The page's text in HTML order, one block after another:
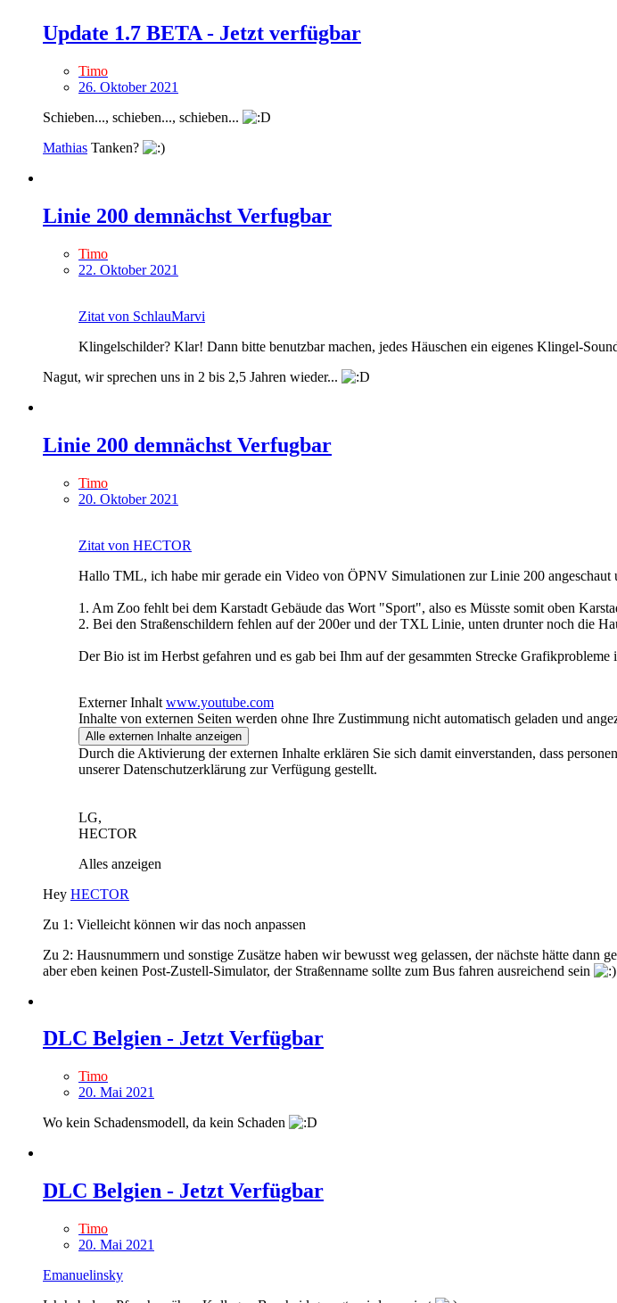
Update 1.7 BETA - Jetzt verfügbar
Timo
26. Oktober 2021
Schieben..., schieben..., schieben...
Mathias Tanken?
Linie 200 demnächst Verfugbar
Timo
22. Oktober 2021
Zitat von SchlauMarvi
Klingelschilder? Klar! Dann bitte benutzbar machen, jedes Häuschen ein eigenes Klingel-
Nagut, wir sprechen uns in 2 bis 2,5 Jahren wieder...
Linie 200 demnächst Verfugbar
Timo
20. Oktober 2021
Zitat von HECTOR
Hallo TML, ich habe mir gerade ein Video von ÖPNV Simulationen zur Linie 200 angeschaut
1. Am Zoo fehlt bei dem Karstadt Gebäude das Wort "Sport", also es Müsste somit oben
2. Bei den Straßenschildern fehlen auf der 200er und der TXL Linie, unten drunter noch die
Der Bio ist im Herbst gefahren und es gab bei Ihm auf der gesammten Strecke
Externer Inhalt www.youtube.com
Inhalte von externen Seiten werden ohne Ihre Zustimmung nicht automatisch geladen und
Alle externen Inhalte anzeigen
Durch die Aktivierung der externen Inhalte erklären Sie sich damit einverstanden, dass
unserer Datenschutzerklärung zur Verfügung gestellt.
LG,
HECTOR
Alles anzeigen
Hey HECTOR
Zu 1: Vielleicht können wir das noch anpassen
Zu 2: Hausnummern und sonstige Zusätze haben wir bewusst weg gelassen, der nächste hätte
aber eben keinen Post-Zustell-Simulator, der Straßenname sollte zum Bus fahren ausreichend sein
DLC Belgien - Jetzt Verfügbar
Timo
20. Mai 2021
Wo kein Schadensmodell, da kein Schaden
DLC Belgien - Jetzt Verfügbar
Timo
20. Mai 2021
Emanuelinsky